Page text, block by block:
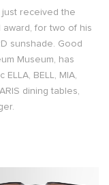
just received the
for two of his
sunshade. Good
Museum, has
BELL, MIA,
dining tables,